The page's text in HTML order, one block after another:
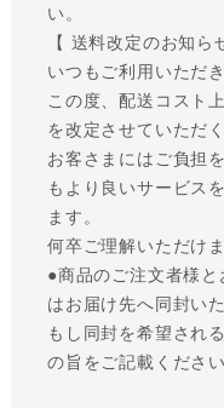
い。
【 送料改定のお知ら
いつもご利用いただ
この度、配送コスト
を改定させていただ
お客さまにはご負担
もより良いサービス
ます。
何卒ご理解いただけ
●商品のご注文者様
はお届け先へ同封い
もし同封を希望され
の旨をご記載くださ